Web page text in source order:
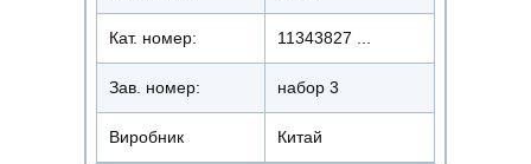
Кат. номер: 11343827 ...
Зав. номер: набор 3
Виробник Китай